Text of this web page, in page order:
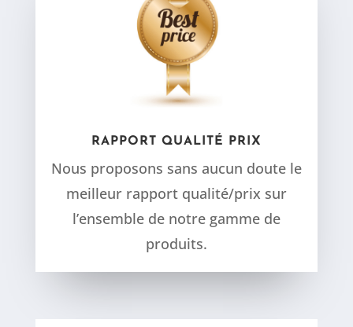
RAPPORT QUALITÉ PRIX
Nous proposons sans aucun doute le
meilleur rapport qualité/prix sur
l’ensemble de notre gamme de
produits.